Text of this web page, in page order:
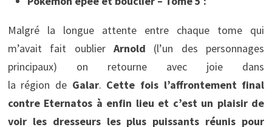
Malgré la longue attente entre chaque tome qui
m’avait fait oublier Arnold (l’un des personnages
principaux) on retourne avec joie dans
la région de Galar. Cette fois l’affrontement final
contre Eternatos à enfin lieu et c’est un plaisir de
voir les dresseurs les plus puissants réunis pour